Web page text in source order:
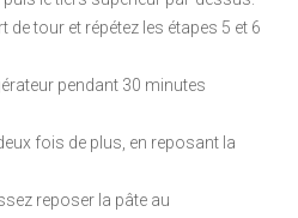
de tour et répétez les étapes 5 et 6
pendant 30 minutes
fois de plus, en reposant la
reposer la pâte au